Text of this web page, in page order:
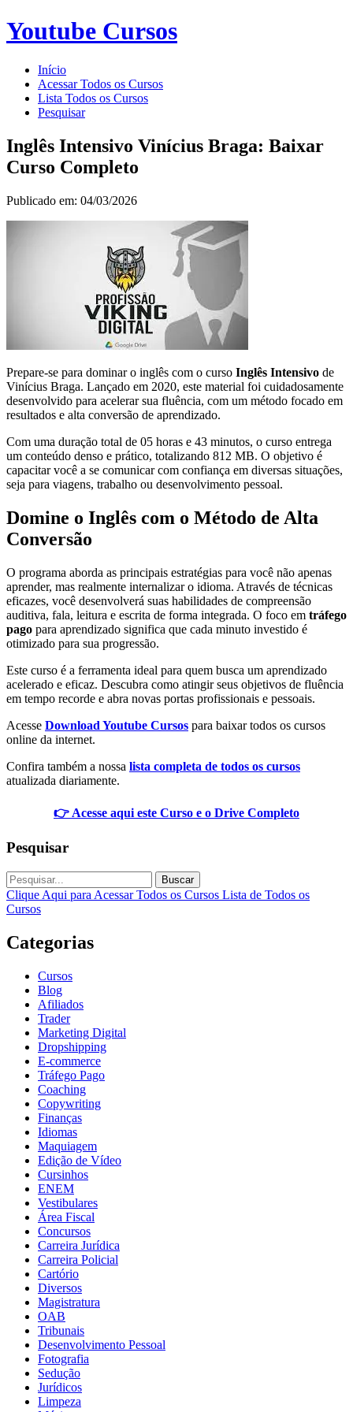
Youtube Cursos
Início
Acessar Todos os Cursos
Lista Todos os Cursos
Pesquisar
Inglês Intensivo Vinícius Braga: Baixar
Curso Completo
Publicado em: 04/03/2026
Prepare-se para dominar o inglês com o curso Inglês Intensivo de
Vinícius Braga. Lançado em 2020, este material foi cuidadosamente
desenvolvido para acelerar sua fluência, com um método focado em
resultados e alta conversão de aprendizado.
Com uma duração total de 05 horas e 43 minutos, o curso entrega
um conteúdo denso e prático, totalizando 812 MB. O objetivo é
capacitar você a se comunicar com confiança em diversas situações,
seja para viagens, trabalho ou desenvolvimento pessoal.
Domine o Inglês com o Método de Alta
Conversão
O programa aborda as principais estratégias para você não apenas
aprender, mas realmente internalizar o idioma. Através de técnicas
eficazes, você desenvolverá suas habilidades de compreensão
auditiva, fala, leitura e escrita de forma integrada. O foco em tráfego
pago para aprendizado significa que cada minuto investido é
otimizado para sua progressão.
Este curso é a ferramenta ideal para quem busca um aprendizado
acelerado e eficaz. Descubra como atingir seus objetivos de fluência
em tempo recorde e abra novas portas profissionais e pessoais.
Acesse Download Youtube Cursos para baixar todos os cursos
online da internet.
Confira também a nossa lista completa de todos os cursos
atualizada diariamente.
👉 Acesse aqui este Curso e o Drive Completo
Pesquisar
Buscar
Clique Aqui para Acessar Todos os Cursos Lista de Todos os
Cursos
Categorias
Cursos
Blog
Afiliados
Trader
Marketing Digital
Dropshipping
E-commerce
Tráfego Pago
Coaching
Copywriting
Finanças
Idiomas
Maquiagem
Edição de Vídeo
Cursinhos
ENEM
Vestibulares
Área Fiscal
Concursos
Carreira Jurídica
Carreira Policial
Cartório
Diversos
Magistratura
OAB
Tribunais
Desenvolvimento Pessoal
Fotografia
Sedução
Jurídicos
Limpeza